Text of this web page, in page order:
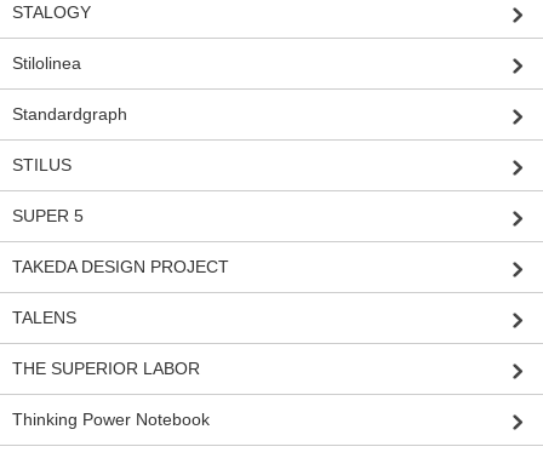
STALOGY
Stilolinea
Standardgraph
STILUS
SUPER 5
TAKEDA DESIGN PROJECT
TALENS
THE SUPERIOR LABOR
Thinking Power Notebook